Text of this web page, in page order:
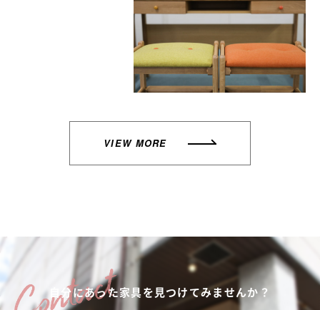
VIEW MORE
自分にあった家具を見つけてみませんか？